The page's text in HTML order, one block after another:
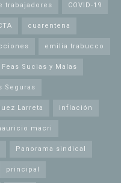
trabajadores COVID-19
cuarentena
emilia trabucco
Feas Sucias y Malas
Seguras
Larreta inflación
macri
Panorama sindical
principal